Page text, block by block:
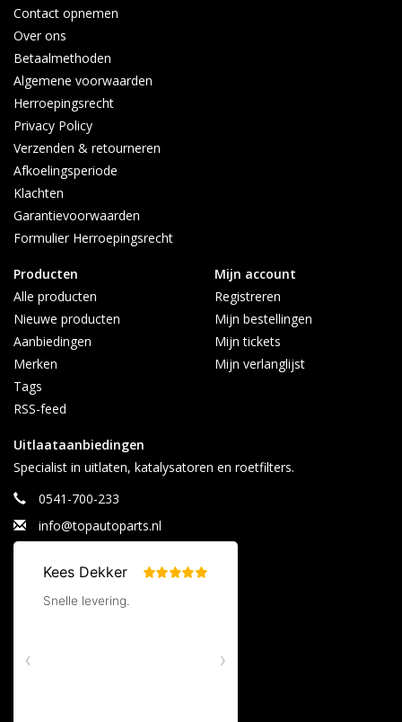
Contact opnemen
Over ons
Betaalmethoden
Algemene voorwaarden
Herroepingsrecht
Privacy Policy
Verzenden & retourneren
Afkoelingsperiode
Klachten
Garantievoorwaarden
Formulier Herroepingsrecht
Producten
Alle producten
Nieuwe producten
Aanbiedingen
Merken
Tags
RSS-feed
Mijn account
Registreren
Mijn bestellingen
Mijn tickets
Mijn verlanglijst
Uitlaataanbiedingen
Specialist in uitlaten, katalysatoren en roetfilters.
0541-700-233
info@topautoparts.nl